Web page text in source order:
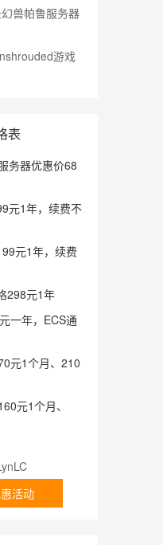
幻兽帕鲁服务器
游戏
表
务器优惠价68
元1年，续费不
元1年，续费
298元1年
一年，ECS通
元1个月、210
元1个月、
活动